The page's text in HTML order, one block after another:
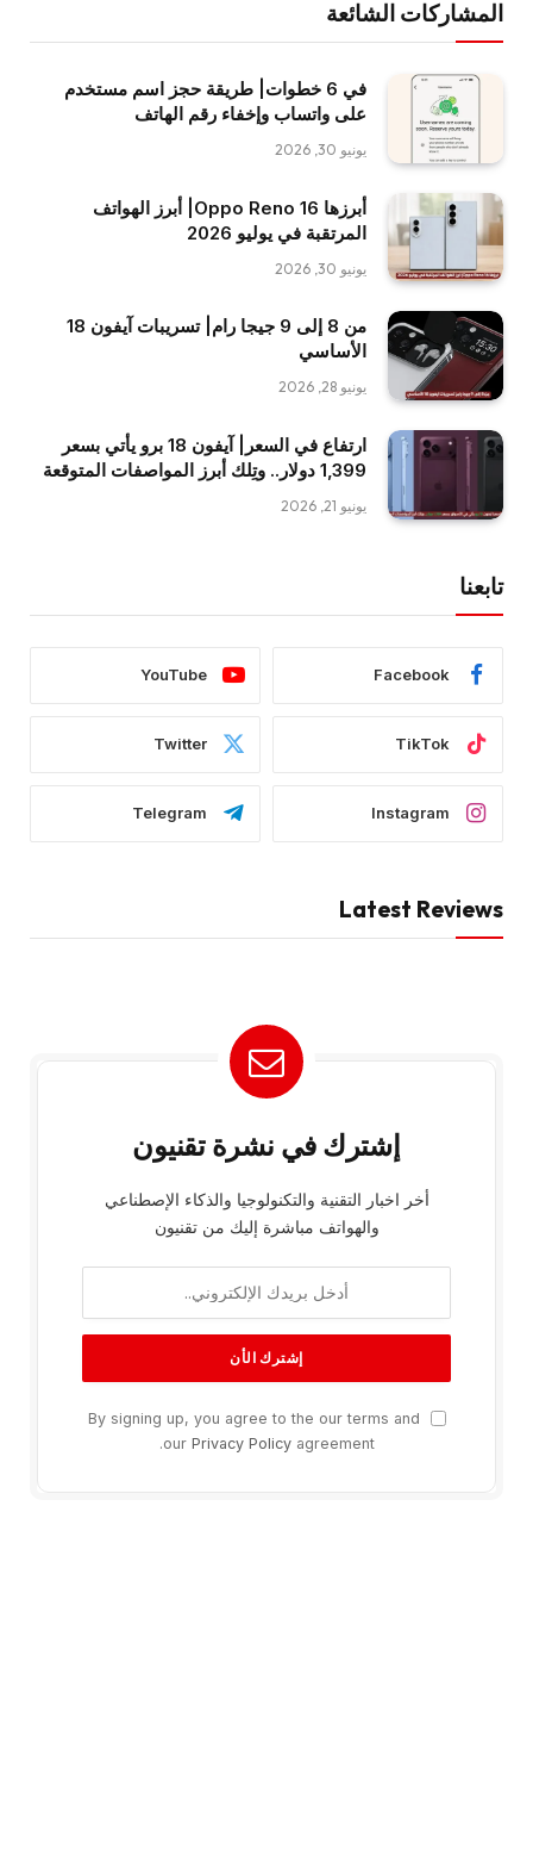
المشاركات الشائعة
في 6 خطوات| طريقة حجز اسم مستخدم
على واتساب وإخفاء رقم الهاتف
يونيو 30, 2026
أبرزها Oppo Reno 16| أبرز الهواتف
المرتقبة في يوليو 2026
يونيو 30, 2026
من 8 إلى 9 جيجا رام| تسريبات آيفون 18
الأساسي
يونيو 28, 2026
ارتفاع في السعر| آيفون 18 برو يأتي بسعر
1,399 دولار.. وتِلك أبرز المواصفات المتوقعة
يونيو 21, 2026
تابعنا
Facebook
YouTube
TikTok
Twitter
Instagram
Telegram
Latest Reviews
إشترك في نشرة تقنيون
أخر اخبار التقنية والتكنولوجيا والذكاء الإصطناعي
والهواتف مباشرة إليك من تقنيون
By signing up, you agree to the our terms and
our Privacy Policyagreement.